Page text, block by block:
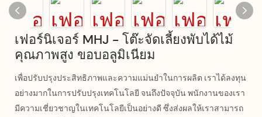
เฟอร์นิเจอร์ MHJ - โต๊ะจัดเลี้ยงพับได้ไม้
คุณภาพสูง ขอบอลูมิเนียม
เพื่อปรับปรุงประสิทธิภาพและความแม่นยำในการผลิต เราได้ลงทุน
อย่างมากในการปรับปรุงเทคโนโลยี จนถึงปัจจุบัน พนักงานของเรา
มีความเชี่ยวชาญในเทคโนโลยีเป็นอย่างดี ซึ่งส่งผลให้เราสามารถ